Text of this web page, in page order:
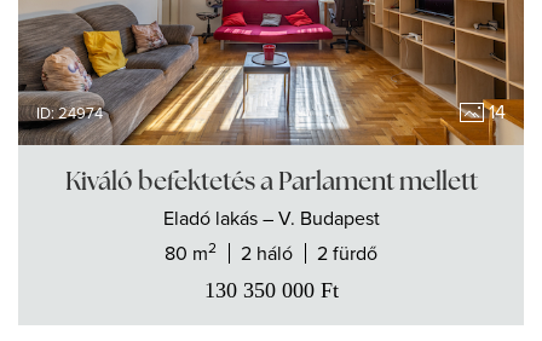
ID: 24974 14
Kiváló befektetés a Parlament mellett
Eladó lakás – V. Budapest
80 m2 2 háló 2 fürdő
130 350 000 Ft